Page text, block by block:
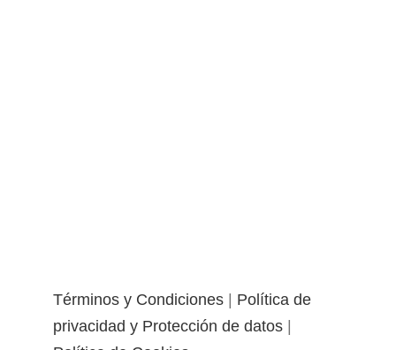
Términos y Condiciones
Política de
privacidad y Protección de datos